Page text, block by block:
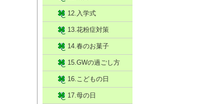
12.入学式
13.花粉症対策
14.春のお菓子
15.GWの過ごし方
16.こどもの日
17.母の日